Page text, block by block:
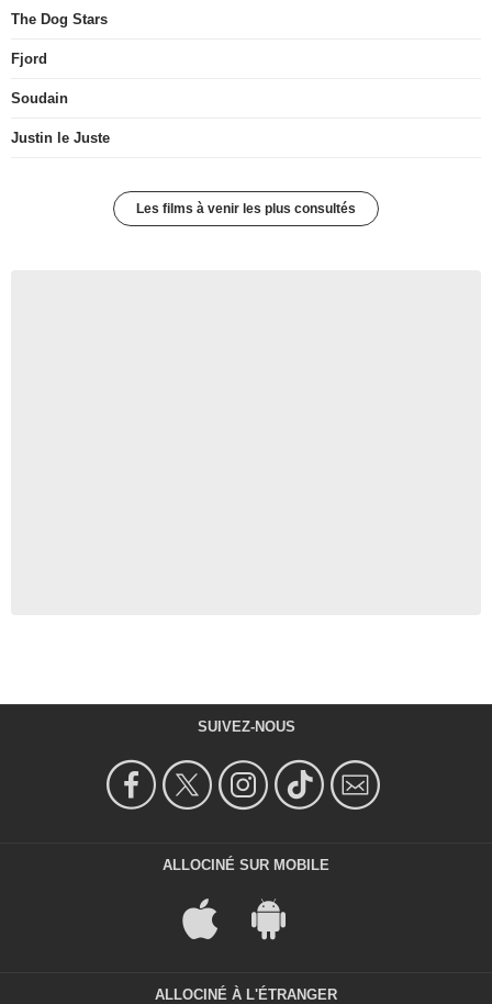
The Dog Stars
Fjord
Soudain
Justin le Juste
Les films à venir les plus consultés
SUIVEZ-NOUS
ALLOCINÉ SUR MOBILE
ALLOCINÉ À L'ÉTRANGER